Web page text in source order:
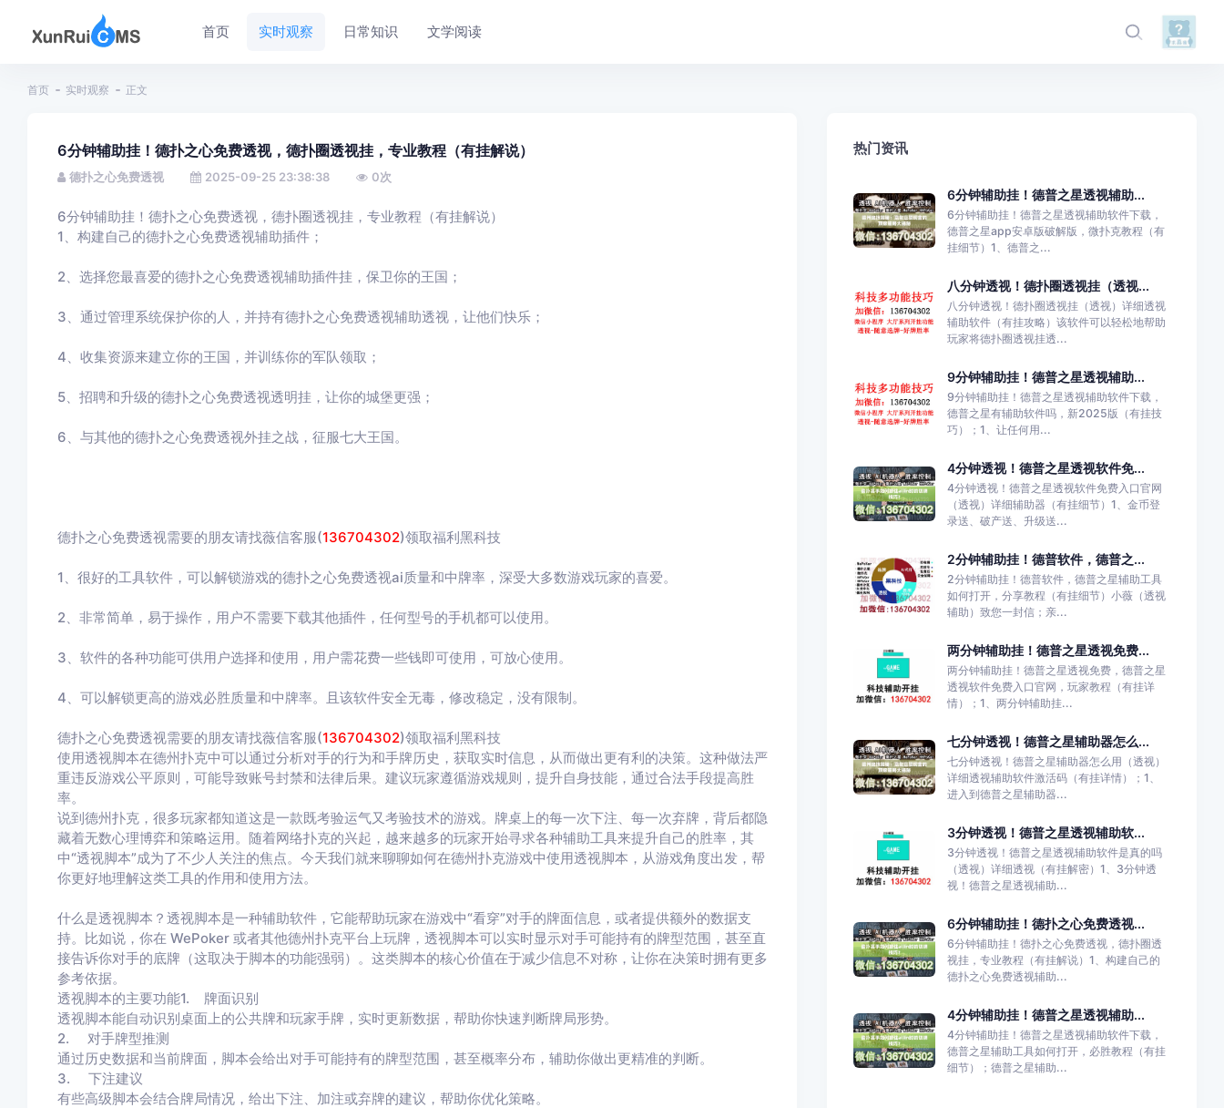
首页 实时观察 日常知识 文学阅读
首页 实时观察 正文
6分钟辅助挂！德扑之心免费透视，德扑圈透视挂，专业教程（有挂解说）
德扑之心免费透视 2025-09-25 23:38:38 0次
6分钟辅助挂！德扑之心免费透视，德扑圈透视挂，专业教程（有挂解说）
1、构建自己的德扑之心免费透视辅助插件；
2、选择您最喜爱的德扑之心免费透视辅助插件挂，保卫你的王国；
3、通过管理系统保护你的人，并持有德扑之心免费透视辅助透视，让他们快乐；
4、收集资源来建立你的王国，并训练你的军队领取；
5、招聘和升级的德扑之心免费透视透明挂，让你的城堡更强；
6、与其他的德扑之心免费透视外挂之战，征服七大王国。
德扑之心免费透视需要的朋友请找薇信客服(136704302)领取福利黑科技
1、很好的工具软件，可以解锁游戏的德扑之心免费透视ai质量和中牌率，深受大多数游戏玩家的喜爱。
2、非常简单，易于操作，用户不需要下载其他插件，任何型号的手机都可以使用。
3、软件的各种功能可供用户选择和使用，用户需花费一些钱即可使用，可放心使用。
4、可以解锁更高的游戏必胜质量和中牌率。且该软件安全无毒，修改稳定，没有限制。
德扑之心免费透视需要的朋友请找薇信客服(136704302)领取福利黑科技
使用透视脚本在德州扑克中可以通过分析对手的行为和手牌历史，获取实时信息，从而做出更有利的决策。这种做法严
重违反游戏公平原则，可能导致账号封禁和法律后果。建议玩家遵循游戏规则，提升自身技能，通过合法手段提高胜
率。
说到德州扑克，很多玩家都知道这是一款既考验运气又考验技术的游戏。牌桌上的每一次下注、每一次弃牌，背后都隐
藏着无数心理博弈和策略运用。随着网络扑克的兴起，越来越多的玩家开始寻求各种辅助工具来提升自己的胜率，其
中“透视脚本”成为了不少人关注的焦点。今天我们就来聊聊如何在德州扑克游戏中使用透视脚本，从游戏角度出发，帮
你更好地理解这类工具的作用和使用方法。
什么是透视脚本？透视脚本是一种辅助软件，它能帮助玩家在游戏中“看穿”对手的牌面信息，或者提供额外的数据支
持。比如说，你在 WePoker 或者其他德州扑克平台上玩牌，透视脚本可以实时显示对手可能持有的牌型范围，甚至直
接告诉你对手的底牌（这取决于脚本的功能强弱）。这类脚本的核心价值在于减少信息不对称，让你在决策时拥有更多
参考依据。
透视脚本的主要功能1. 牌面识别
透视脚本能自动识别桌面上的公共牌和玩家手牌，实时更新数据，帮助你快速判断牌局形势。
2. 对手牌型推测
通过历史数据和当前牌面，脚本会给出对手可能持有的牌型范围，甚至概率分布，辅助你做出更精准的判断。
3. 下注建议
有些高级脚本会结合牌局情况，给出下注、加注或弃牌的建议，帮助你优化策略。
热门资讯
6分钟辅助挂！德普之星透视辅助...
6分钟辅助挂！德普之星透视辅助软件下载，
德普之星app安卓版破解版，微扑克教程（有
挂细节）1、德普之...
八分钟透视！德扑圈透视挂（透视...
八分钟透视！德扑圈透视挂（透视）详细透视
辅助软件（有挂攻略）该软件可以轻松地帮助
玩家将德扑圈透视挂透...
9分钟辅助挂！德普之星透视辅助...
9分钟辅助挂！德普之星透视辅助软件下载，
德普之星有辅助软件吗，新2025版（有挂技
巧）；1、让任何用...
4分钟透视！德普之星透视软件免...
4分钟透视！德普之星透视软件免费入口官网
（透视）详细辅助器（有挂细节）1、金币登
录送、破产送、升级送...
2分钟辅助挂！德普软件，德普之...
2分钟辅助挂！德普软件，德普之星辅助工具
如何打开，分享教程（有挂细节）小薇（透视
辅助）致您一封信；亲...
两分钟辅助挂！德普之星透视免费...
两分钟辅助挂！德普之星透视免费，德普之星
透视软件免费入口官网，玩家教程（有挂详
情）；1、两分钟辅助挂...
七分钟透视！德普之星辅助器怎么...
七分钟透视！德普之星辅助器怎么用（透视）
详细透视辅助软件激活码（有挂详情）；1、
进入到德普之星辅助器...
3分钟透视！德普之星透视辅助软...
3分钟透视！德普之星透视辅助软件是真的吗
（透视）详细透视（有挂解密）1、3分钟透
视！德普之星透视辅助...
6分钟辅助挂！德扑之心免费透视...
6分钟辅助挂！德扑之心免费透视，德扑圈透
视挂，专业教程（有挂解说）1、构建自己的
德扑之心免费透视辅助...
4分钟辅助挂！德普之星透视辅助...
4分钟辅助挂！德普之星透视辅助软件下载，
德普之星辅助工具如何打开，必胜教程（有挂
细节）；德普之星辅助...